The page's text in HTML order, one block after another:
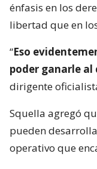
énfasis en los
libertad que en
“Eso
poder ganarle
dirigente
Squella agregó
pueden
operativo que